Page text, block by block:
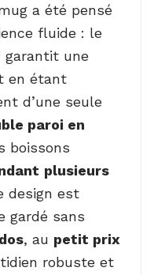
a été pensé
fluide : le
garantit une
en étant
d’une seule
paroi en
boissons
plusieurs
design est
gardé sans
, au petit prix
robuste et